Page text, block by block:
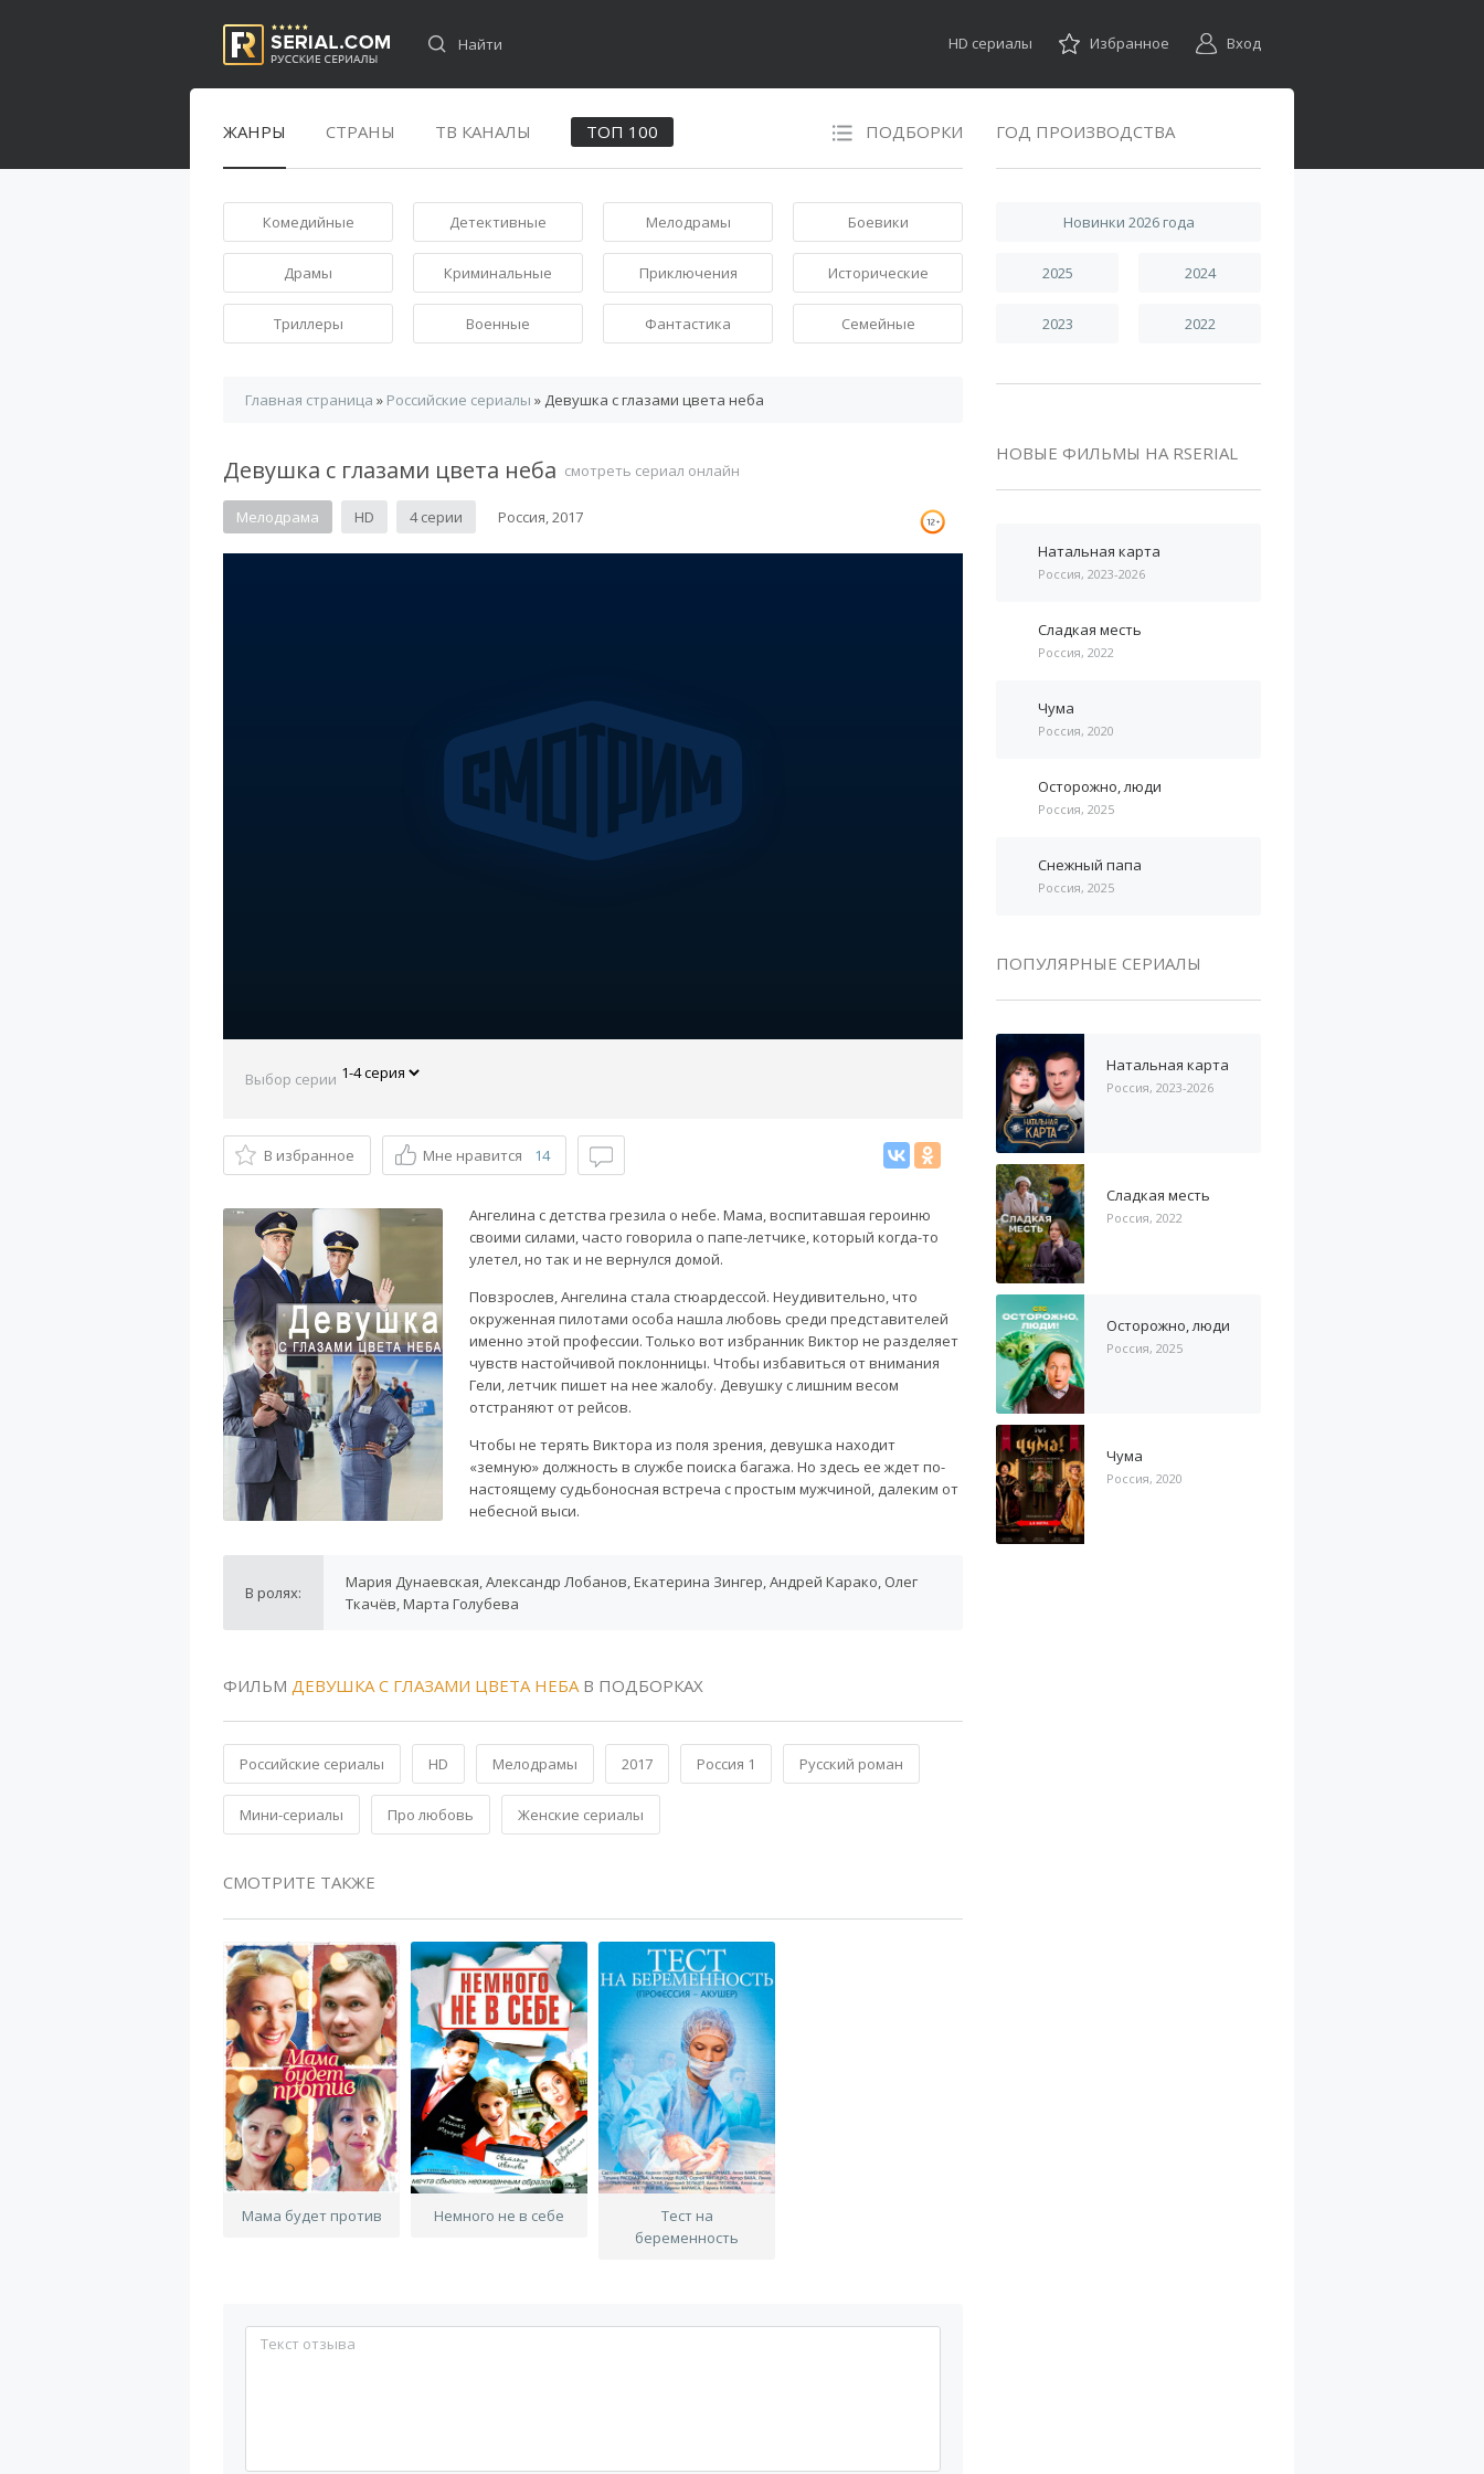
HD сериалы Избранное Вход
ЖАНРЫ СТРАНЫ ТВ КАНАЛЫ ПОДБОРКИ
ТОП 100
Комедийные Детективные Мелодрамы Боевики
Драмы Криминальные Приключения Исторические
Триллеры Военные Фантастика Семейные
Главная страница » Российские сериалы » Девушка с глазами цвета неба
Девушка с глазами цвета неба смотреть сериал онлайн
Мелодрама HD 4 серии Россия, 2017
Выбор серии
В избранное Мне нравится 14
Ангелина с детства грезила о небе. Мама, воспитавшая героиню
своими силами, часто говорила о папе-летчике, который когда-то
улетел, но так и не вернулся домой.
Повзрослев, Ангелина стала стюардессой. Неудивительно, что
окруженная пилотами особа нашла любовь среди представителей
именно этой профессии. Только вот избранник Виктор не разделяет
чувств настойчивой поклонницы. Чтобы избавиться от внимания
Гели, летчик пишет на нее жалобу. Девушку с лишним весом
отстраняют от рейсов.
Чтобы не терять Виктора из поля зрения, девушка находит
«земную» должность в службе поиска багажа. Но здесь ее ждет по-
настоящему судьбоносная встреча с простым мужчиной, далеким от
небесной выси.
В ролях:
Мария Дунаевская, Александр Лобанов, Екатерина Зингер, Андрей Карако, Олег
Ткачёв, Марта Голубева
ФИЛЬМ ДЕВУШКА С ГЛАЗАМИ ЦВЕТА НЕБАВ ПОДБОРКАХ
Российские сериалы HD Мелодрамы 2017 Россия 1 Русский роман
Мини-сериалы Про любовь Женские сериалы
СМОТРИТЕ ТАКЖЕ
Мама будет против Немного не в себе
Тест на
беременность
ГОД ПРОИЗВОДСТВА
Новинки 2026 года
2025 2024
2023 2022
НОВЫЕ ФИЛЬМЫ НА RSERIAL
Натальная карта
Россия, 2023-2026
Сладкая месть
Россия, 2022
Чума
Россия, 2020
Осторожно, люди
Россия, 2025
Снежный папа
Россия, 2025
ПОПУЛЯРНЫЕ СЕРИАЛЫ
Натальная карта
Россия, 2023-2026
Сладкая месть
Россия, 2022
Осторожно, люди
Россия, 2025
Чума
Россия, 2020